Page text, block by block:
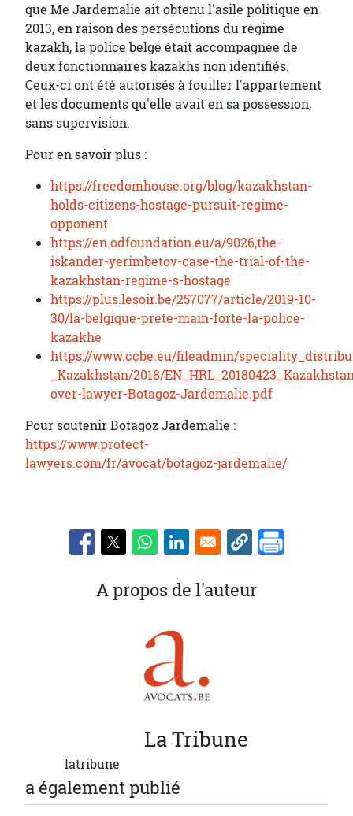
que Me Jardemalie ait obtenu l'asile politique en
2013, en raison des persécutions du régime
kazakh, la police belge était accompagnée de
deux fonctionnaires kazakhs non identifiés.
Ceux-ci ont été autorisés à fouiller l'appartement
et les documents qu'elle avait en sa possession,
sans supervision.
Pour en savoir plus :
https://freedomhouse.org/blog/kazakhstan-
holds-citizens-hostage-pursuit-regime-
opponent
https://en.odfoundation.eu/a/9026,the-
iskander-yerimbetov-case-the-trial-of-the-
kazakhstan-regime-s-hostage
https://plus.lesoir.be/257077/article/2019-10-
30/la-belgique-prete-main-forte-la-police-
kazakhe
https://www.ccbe.eu/fileadmin/
_Kazakhstan/2018/
over-lawyer-Botagoz-Jardemalie.pdf
Pour soutenir Botagoz Jardemalie :
https://www.protect-
lawyers.com/fr/avocat/botagoz-jardemalie/
A propos de l'auteur
LaTribune
latribune
a également publié